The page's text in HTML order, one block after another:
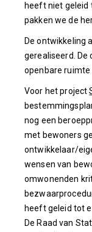
heeft niet geleid
pakken we de
De ontwikkeling
gerealiseerd. De
openbare ruimte
Voor het project
nog een
met bewoners
ontwikkelaar/
wensen van
omwonenden
heeft geleid tot
De Raad van